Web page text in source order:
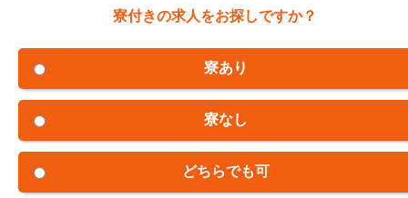
寮付きの求人をお探しですか？
寮あり
寮なし
どちらでも可